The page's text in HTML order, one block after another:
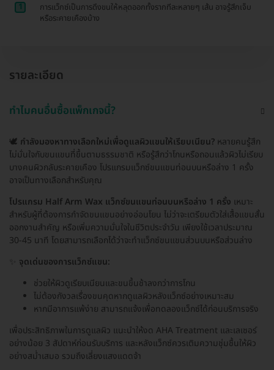
1
การแว็กซ์เป็นการดึงขนให้หลุดออกทั้งรากทีละหลายๆ เส้น อาจรู้สึกเจ็บ
หรือระคายเคืองบ้าง
รายละเอียด
ทำไมคนอื่นซื้อแพ็กเกจนี้?
🕊️ กำลังมองหาทางเลือกใหม่เพื่อดูแลผิวแขนให้เรียบเนียน? หลายคนรู้สึก
ไม่มั่นใจกับขนแขนที่ขึ้นตามธรรมชาติ หรือรู้สึกว่าโกนหรือถอนแล้วผิวไม่เรียบ
บางคนผิวกลับระคายเคือง โปรแกรมแว็กซ์ขนแขนท่อนบนหรือล่าง 1 ครั้ง
อาจเป็นทางเลือกสำหรับคุณ
โปรแกรม Half Arm Wax แว็กซ์ขนแขนท่อนบนหรือล่าง 1 ครั้ง เหมาะ
สำหรับผู้ที่ต้องการกำจัดขนแขนอย่างอ่อนโยน ไม่ว่าจะเตรียมตัวใส่เสื้อแขนสั้น
ออกงานสำคัญ หรือเพิ่มความมั่นใจในชีวิตประจำวัน เพียงใช้เวลาประมาณ
30-45 นาที โดยสามารถเลือกได้ว่าจะทำแว็กซ์ขนแขนส่วนบนหรือส่วนล่าง
จุดเด่นของการแว็กซ์แขน:
ช่วยให้ผิวดูเรียบเนียนและขนขึ้นช้าลงกว่าการโกน
ไม่ต้องกังวลเรื่องขนคุดหากดูแลผิวหลังแว็กซ์อย่างเหมาะสม
หากมีอาการแพ้ง่าย สามารถแจ้งเพื่อทดลองแว็กซ์ได้ก่อนบริการจริง
เพื่อประสิทธิภาพในการดูแลผิว แนะนำให้งด AHA Treatment และเลเซอร์
อย่างน้อย 3 สัปดาห์ก่อนรับบริการ และหลังแว็กซ์ควรเติมความชุ่มชื้นให้ผิว
อย่างสม่ำเสมอ รวมถึงเลี่ยงแสงแดดจ้า